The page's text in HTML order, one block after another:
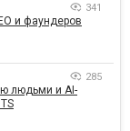
341
и фаундеров
285
людьми и AI-